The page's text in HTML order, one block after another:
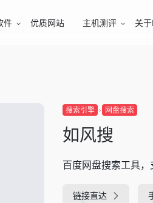
件 优质网站 主机测评 关
搜索引擎 网盘搜索
如风搜
百度网盘搜索工具
链接直达